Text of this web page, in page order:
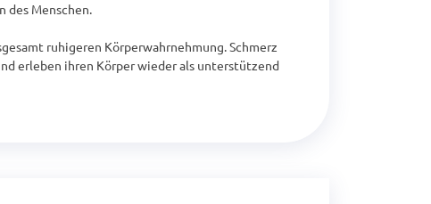
des Menschen.
ruhigeren Körperwahrnehmung. Schmerz
erleben ihren Körper wieder als unterstützend